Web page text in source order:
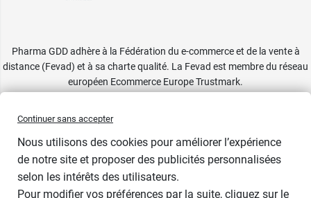
Bientôt de retour
Pharma GDD adhère à la Fédération du e-commerce et de la vente à
distance (Fevad) et à sa charte qualité. La Fevad est membre du réseau
européen Ecommerce Europe Trustmark.
Continuer sans accepter
Nous utilisons des cookies pour améliorer l’expérience
de notre site et proposer des publicités personnalisées
selon les intérêts des utilisateurs.
Pour modifier vos préférences par la suite, cliquez sur le